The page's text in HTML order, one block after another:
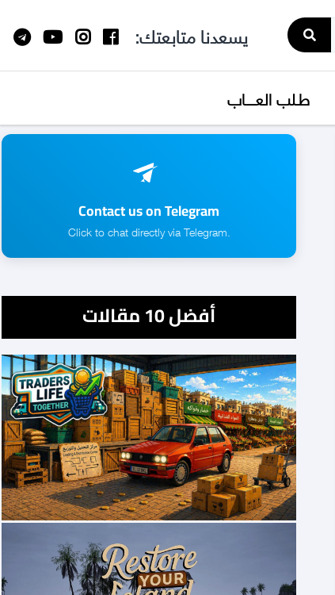
يسعدنا متابعتك:
طـلب العــــاب
Contact us on Telegram
.Click to chat directly via Telegram
أفضل 10 مقالات